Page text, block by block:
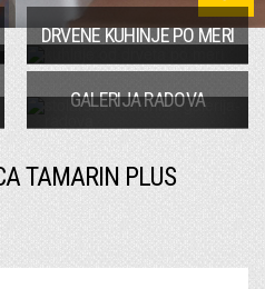
DRVENE KUHINJE PO MERI
GALERIJA RADOVA
TAMARIN PLUS